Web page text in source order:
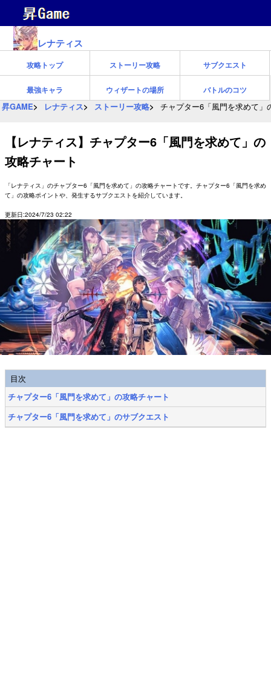
レナティス
攻略トップ ストーリー攻略 サブクエスト
最強キャラ ウィザートの場所 バトルのコツ
昇GAME レナティス ストーリー攻略 チャプター6「風門を求めて」
【レナティス】チャプター6「風門を求めて」の
攻略チャート
「レナティス」のチャプター6「風門を求めて」の攻略チャートです。チャプター6「風門を求め
て」の攻略ポイントや、発生するサブクエストを紹介しています。
更新日:2024/7/23 02:22
目次
チャプター6「風門を求めて」の攻略チャート
チャプター6「風門を求めて」のサブクエスト